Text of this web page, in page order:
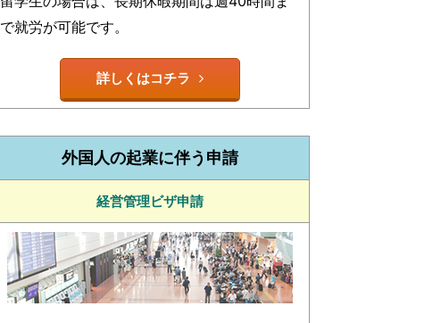
で就労が可能です。
詳しくはコチラ
外国人の起業に伴う申請
経営管理ビザ申請